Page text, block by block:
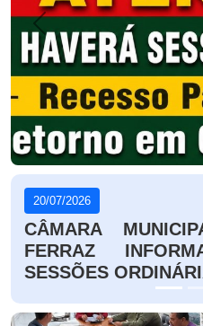
06/07/2026
COMISSÃO DE
REDAÇÃO E
ORÇAMENTO
FAVORÁVEL À LDO
APRESENTADAS
Anterior